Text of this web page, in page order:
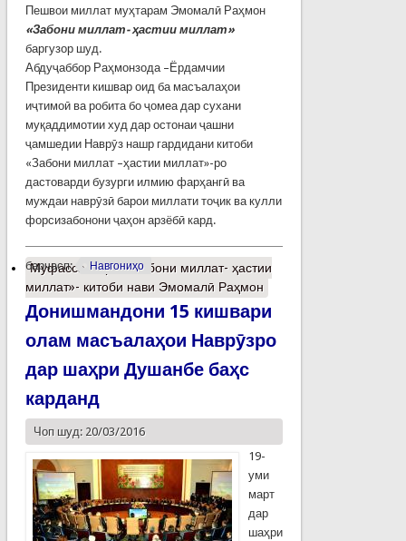
Пешвои миллат муҳтарам Эмомалӣ Раҳмон
«Забони миллат- ҳастии миллат»
баргузор шуд.
Абдуҷаббор Раҳмонзода –Ёрдамчии
Президенти кишвар оид ба масъалаҳои
иҷтимоӣ ва робита бо ҷомеа дар сухани
муқаддимотии худ дар остонаи ҷашни
ҷамшедии Наврӯз нашр гардидани китоби
«Забони миллат –ҳастии миллат»-ро
дастоварди бузурги илмию фарҳангӣ ва
муждаи наврӯзӣ барои миллати тоҷик ва кулли
форсизабонони ҷаҳон арзёбӣ кард.
барчасп: Навгониҳо
Муфассалтаро «Забони миллат- ҳастии
миллат»- китоби нави Эмомалӣ Раҳмон
Донишмандони 15 кишвари
олам масъалаҳои Наврӯзро
дар шаҳри Душанбе баҳс
карданд
Чоп шуд: 20/03/2016
19-
уми
март
дар
шаҳри